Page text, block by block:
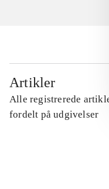
Artikler
Alle registrerede
fordelt på udgivelser